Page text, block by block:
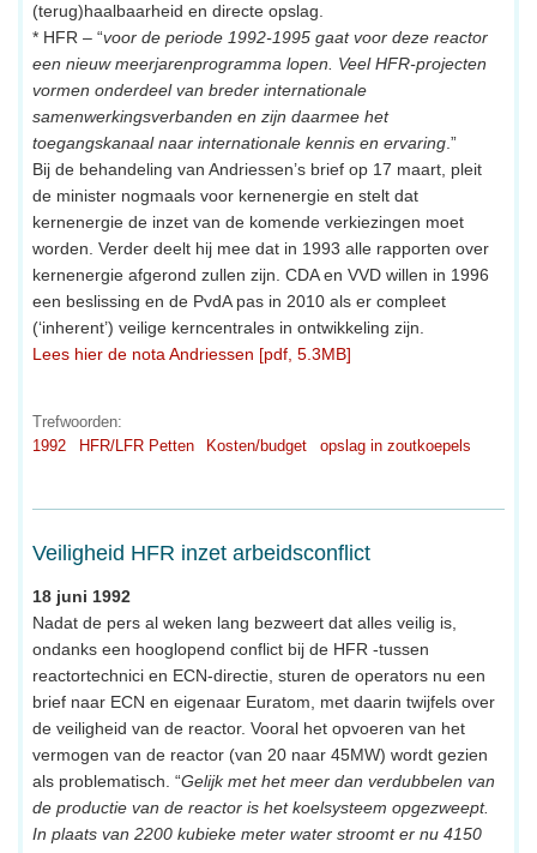
(terug)haalbaarheid en directe opslag.
* HFR – “voor de periode 1992-1995 gaat voor deze reactor
een nieuw meerjarenprogramma lopen. Veel HFR-projecten
vormen onderdeel van breder internationale
samenwerkingsverbanden en zijn daarmee het
toegangskanaal naar internationale kennis en ervaring .”
Bij de behandeling van Andriessen’s brief op 17 maart, pleit
de minister nogmaals voor kernenergie en stelt dat
kernenergie de inzet van de komende verkiezingen moet
worden. Verder deelt hij mee dat in 1993 alle rapporten over
kernenergie afgerond zullen zijn. CDA en VVD willen in 1996
een beslissing en de PvdA pas in 2010 als er compleet
(‘inherent’) veilige kerncentrales in ontwikkeling zijn.
Lees hier de nota Andriessen [pdf, 5.3MB]
Trefwoorden:
1992
HFR/LFR Petten Kosten/budget opslag in zoutkoepels
Veiligheid HFR inzet arbeidsconflict
18 juni 1992
Nadat de pers al weken lang bezweert dat alles veilig is,
ondanks een hooglopend conflict bij de HFR -tussen
reactortechnici en ECN-directie, sturen de operators nu een
brief naar ECN en eigenaar Euratom, met daarin twijfels over
de veiligheid van de reactor. Vooral het opvoeren van het
vermogen van de reactor (van 20 naar 45MW) wordt gezien
als problematisch. “Gelijk met het meer dan verdubbelen van
de productie van de reactor is het koelsysteem opgezweept.
In plaats van 2200 kubieke meter water stroomt er nu 4150